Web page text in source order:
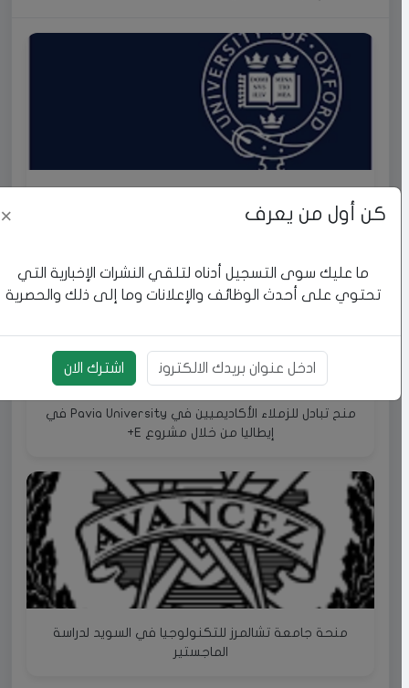
إطار منحة Rhodes Scholarship
منح تبادل للزملاء الأكاديميين في Pavia University في
إيطاليا من خلال مشروع E+
منحة جامعة تشالمرز للتكنولوجيا في السويد لدراسة
الماجستير
كن أول من يعرف ×
ما عليك سوى التسجيل أدناه لتلقي النشرات الإخبارية التي
تحتوي على أحدث الوظائف والإعلانات وما إلى ذلك والحصرية
بريد الالكتروني
اشترك الان